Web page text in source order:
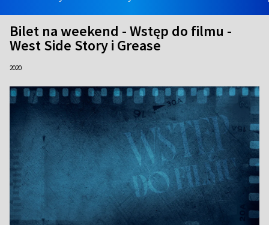
Bilet na weekend - Wstęp do filmu -
West Side Story i Grease
2020